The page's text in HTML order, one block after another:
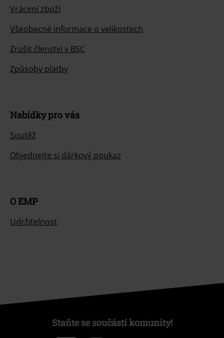
Vrácení zboží
Všeobecné informace o velikostech
Zrušit členství v BSC
Způsoby platby
Nabídky pro vás
Soutěž
Objednejte si dárkový poukaz
O EMP
Udržitelnost
Staňte se součástí komunity!